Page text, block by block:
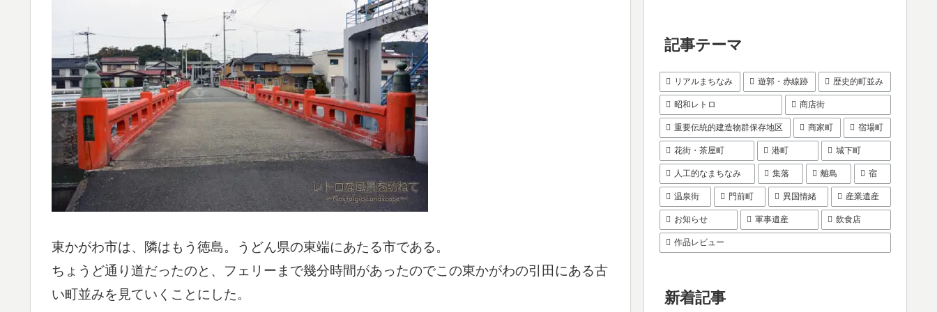
東かがわ市は、隣はもう徳島。うどん県の東端にあたる市である。
ちょうど通り道だったのと、フェリーまで幾分時間があったのでこの東かがわの引田にある古
い町並みを見ていくことにした。
記事テーマ
リアルまちなみ 遊郭・赤線跡 歴史的町並み
昭和レトロ 商店街
重要伝統的建造物群保存地区 商家町 宿場町
花街・茶屋町 港町 城下町
人工的なまちなみ 集落 離島 宿
温泉街 門前町 異国情緒 産業遺産
お知らせ 軍事遺産 飲食店
作品レビュー
新着記事